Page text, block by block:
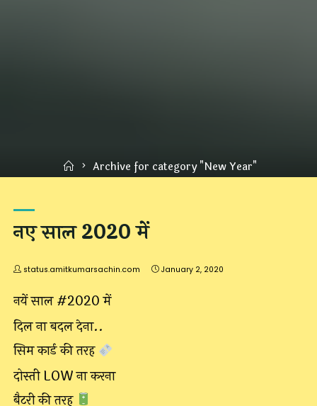
HomeArchive for category "New Year"
नए साल 2020 में
status.amitkumarsachin.com January 2, 2020
नयें साल #2020 में
दिल ना बदल देना..
सिम कार्ड की तरह
दोस्ती LOW ना करना
बैटरी की तरह